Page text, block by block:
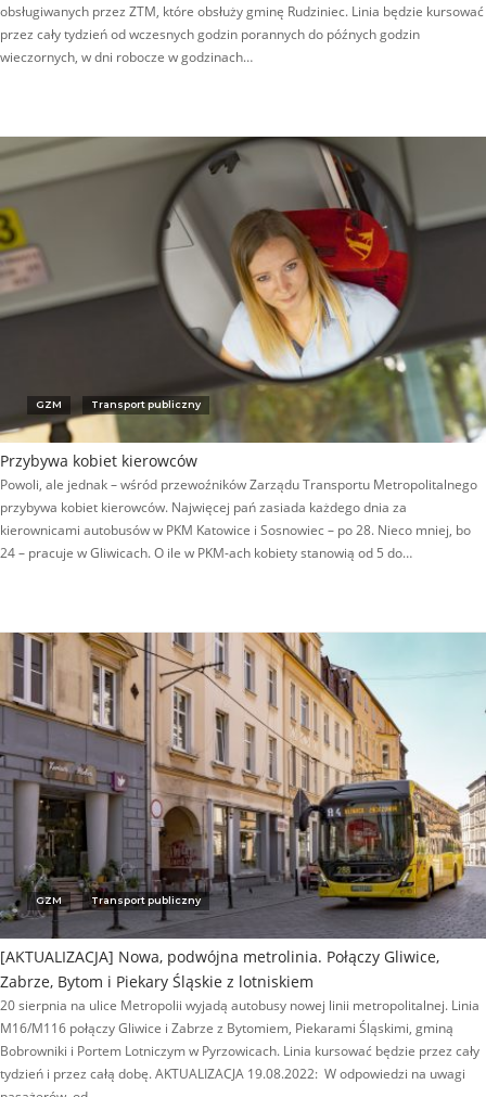
obsługiwanych przez ZTM, które obsłuży gminę Rudziniec. Linia będzie kursować
przez cały tydzień od wczesnych godzin porannych do późnych godzin
wieczornych, w dni robocze w godzinach…
GZM Transport publiczny
Przybywa kobiet kierowców
Powoli, ale jednak – wśród przewoźników Zarządu Transportu Metropolitalnego
przybywa kobiet kierowców. Najwięcej pań zasiada każdego dnia za
kierownicami autobusów w PKM Katowice i Sosnowiec – po 28. Nieco mniej, bo
24 – pracuje w Gliwicach. O ile w PKM-ach kobiety stanowią od 5 do…
GZM Transport publiczny
[AKTUALIZACJA] Nowa, podwójna metrolinia. Połączy Gliwice,
Zabrze, Bytom i Piekary Śląskie z lotniskiem
20 sierpnia na ulice Metropolii wyjadą autobusy nowej linii metropolitalnej. Linia
M16/M116 połączy Gliwice i Zabrze z Bytomiem, Piekarami Śląskimi, gminą
Bobrowniki i Portem Lotniczym w Pyrzowicach. Linia kursować będzie przez cały
tydzień i przez całą dobę. AKTUALIZACJA 19.08.2022: W odpowiedzi na uwagi